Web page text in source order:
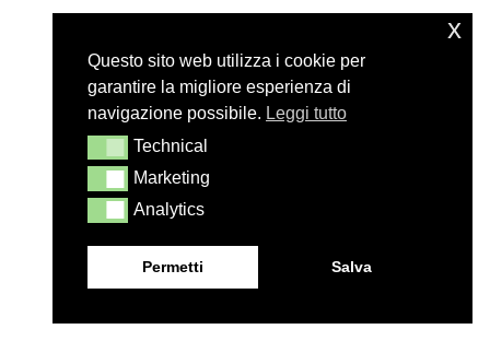
Questo sito web utilizza i cookie per
garantire la migliore esperienza di
navigazione possibile. Leggi tutto
TechnicalTechnical
MarketingMarketing
AnalyticsAnalytics
Permetti Salva
x